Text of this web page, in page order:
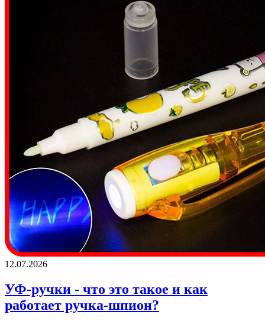
12.07.2026
УФ-ручки - что это такое и как
работает ручка-шпион?